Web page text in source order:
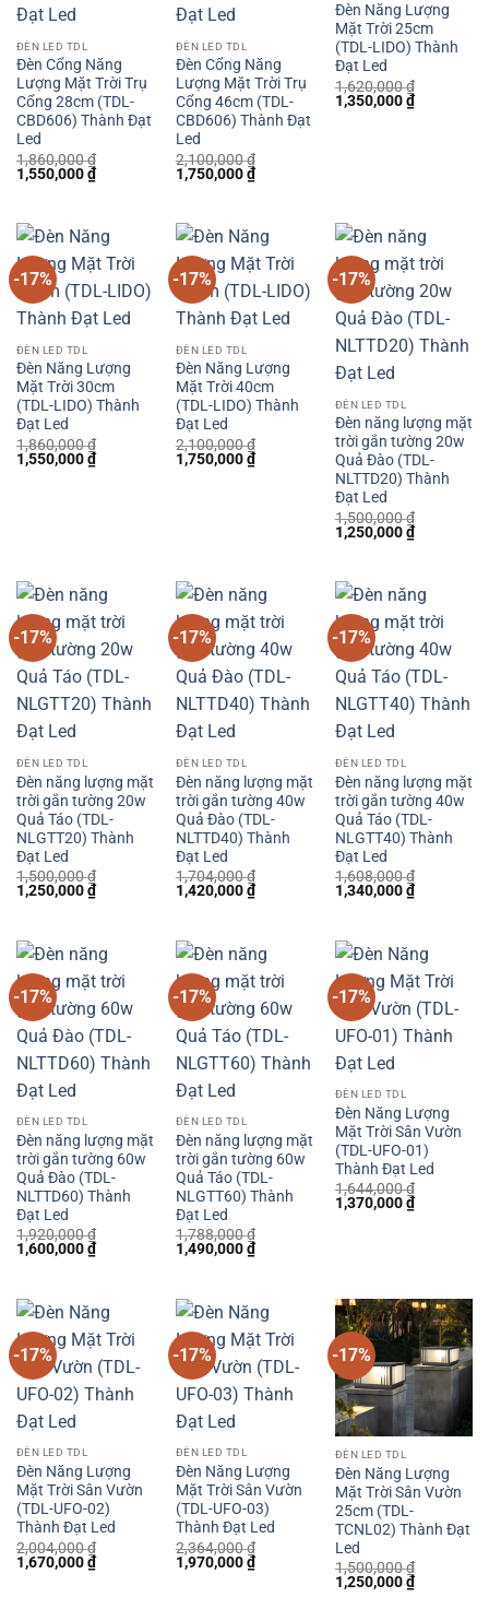
ĐÈN LED TDL
Đèn Cổng Năng
Lượng Mặt Trời Trụ
Cổng 28cm (TDL-
CBD606) Thành Đạt
Led
1,860,000₫
Giá
gốc
1,550,000₫Giá
hiện
1,550,000 ₫.
ĐÈN LED TDL
Đèn Cổng Năng
Lượng Mặt Trời Trụ
Cổng 46cm (TDL-
CBD606) Thành Đạt
Led
2,100,000₫
Giá
gốc
1,750,000₫Giá
hiện
1,750,000 ₫.
Đèn Năng Lượng
Mặt Trời 25cm
(TDL-LIDO) Thành
Đạt Led
1,620,000₫
Giá
gốc
1,350,000₫Giá
hiện
-17%
ĐÈN LED TDL
Đèn Năng Lượng
Mặt Trời 30cm
(TDL-LIDO) Thành
Đạt Led
1,860,000₫
Giá
gốc
1,550,000₫Giá
hiện
-17%
ĐÈN LED TDL
Đèn Năng Lượng
Mặt Trời 40cm
(TDL-LIDO) Thành
Đạt Led
2,100,000₫
Giá
gốc
1,750,000₫Giá
hiện
1,750,000 ₫.
-17%
ĐÈN LED TDL
Đèn năng lượng mặt
trời gắn tường 20w
Quả Đào (TDL-
NLTTD20) Thành
Đạt Led
1,500,000₫
Giá
gốc
1,250,000₫Giá
hiện
1,250,000
-17%
ĐÈN LED TDL
Đèn năng lượng mặt
trời gắn tường 20w
Quả Táo (TDL-
NLGTT20) Thành
Đạt Led
1,500,000₫
Giá
gốc
1,250,000₫Giá
hiện
1,250,000 ₫.
-17%
ĐÈN LED TDL
Đèn năng lượng mặt
trời gắn tường 40w
Quả Đào (TDL-
NLTTD40) Thành
Đạt Led
1,704,000₫
Giá
gốc
1,420,000₫Giá
hiện
1,420,000 ₫.
-17%
ĐÈN LED TDL
Đèn năng lượng mặt
trời gắn tường 40w
Quả Táo (TDL-
NLGTT40) Thành
Đạt Led
1,608,000₫
Giá
gốc
1,340,000₫Giá
hiện
-17%
ĐÈN LED TDL
Đèn năng lượng mặt
trời gắn tường 60w
Quả Đào (TDL-
NLTTD60) Thành
Đạt Led
1,920,000₫
Giá
gốc
1,600,000₫Giá
hiện
1,600,000 ₫.
-17%
ĐÈN LED TDL
Đèn năng lượng mặt
trời gắn tường 60w
Quả Táo (TDL-
NLGTT60) Thành
Đạt Led
1,788,000₫
Giá
gốc
1,490,000₫Giá
hiện
1,490,000 ₫.
-17%
ĐÈN LED TDL
Đèn Năng Lượng
Mặt Trời Sân Vườn
(TDL-UFO-01)
Thành Đạt Led
1,644,000₫
Giá
gốc
1,370,000₫Giá
hiện
-17%
ĐÈN LED TDL
Đèn Năng Lượng
Mặt Trời Sân Vườn
(TDL-UFO-02)
Thành Đạt Led
2,004,000₫
Giá
gốc
1,670,000₫Giá
hiện
-17%
ĐÈN LED TDL
Đèn Năng Lượng
Mặt Trời Sân Vườn
(TDL-UFO-03)
Thành Đạt Led
2,364,000₫
Giá
gốc
1,970,000₫Giá
hiện
-17%
ĐÈN LED TDL
Đèn Năng Lượng
Mặt Trời Sân Vườn
25cm (TDL-
TCNL02) Thành Đạt
Led
1,500,000₫
Giá
gốc
1,250,000₫Giá
hiện